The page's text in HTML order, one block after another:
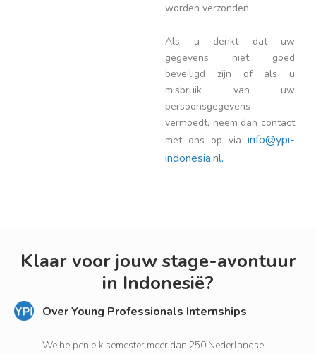
worden verzonden.
Als u denkt dat uw
gegevens niet goed
beveiligd zijn of als u
misbruik van uw
persoonsgegevens
vermoedt, neem dan contact
met ons op via info@ypi-
indonesia.nl.
Klaar voor jouw stage-avontuur
in Indonesië?
Over Young Professionals Internships
We helpen elk semester meer dan 250 Nederlandse